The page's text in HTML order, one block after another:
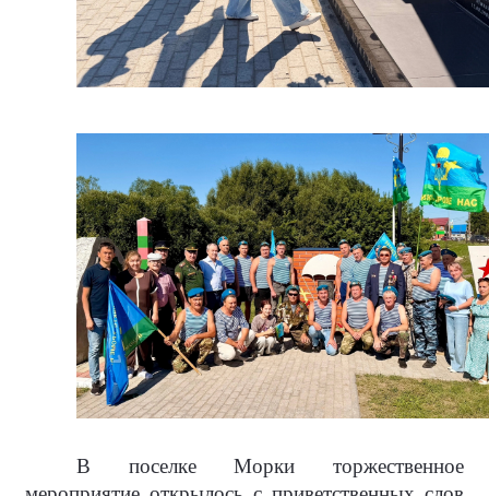
В поселке Морки торжественное